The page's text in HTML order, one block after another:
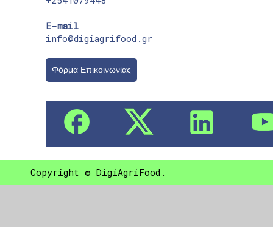
E-mail
info@digiagrifood.gr
Φόρμα Επικοινωνίας
Copyright © DigiAgriFood.